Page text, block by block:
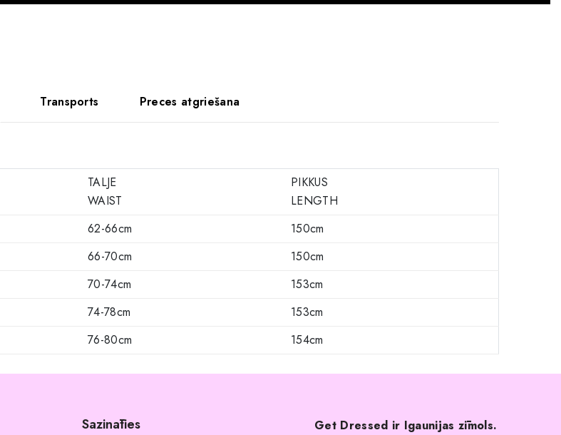
Transports Preces atgriešana
TALJE
WAIST
PIKKUS
LENGTH
62-66cm
150cm
66-70cm
150cm
70-74cm
153cm
74-78cm
153cm
76-80cm 154cm
Sazināties
Get Dressed ir Igaunijas zīmols.